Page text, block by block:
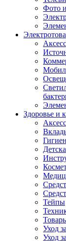
Фото
Здоровье и
Тейпы
Уход
Уход